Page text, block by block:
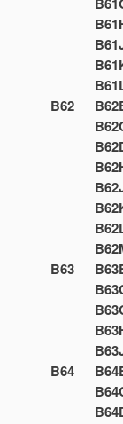
B62
B63
B64